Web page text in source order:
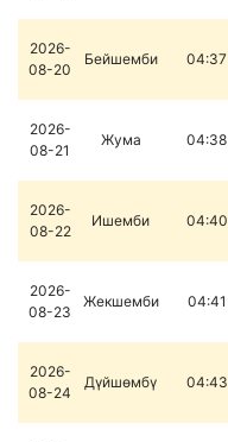
2026-
08-20
Бейшемби 04:37
2026-
08-21
Жума 04:38
2026-
08-22
Ишемби 04:40
2026-
08-23
Жекшемби 04:41
2026-
08-24
Дүйшөмбү 04:43